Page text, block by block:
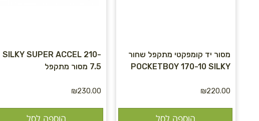
מסור יד קומפקטי מתקפל שחור
POCKETBOY 170-10 SILKY
₪220.00
SILKY SUPER ACCEL 210-
7.5 מסור מתקפל
₪230.00